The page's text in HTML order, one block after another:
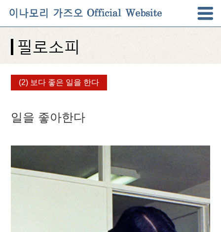
(2) 보다 좋은 일을 한다
일을 좋아한다